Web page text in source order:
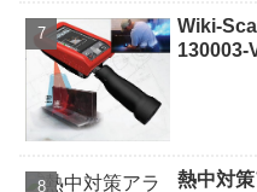
Wiki-
130003-
熱中対